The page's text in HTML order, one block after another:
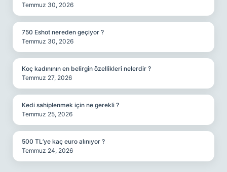
Temmuz 30, 2026
750 Eshot nereden geçiyor ?
Temmuz 30, 2026
Koç kadınının en belirgin özellikleri nelerdir ?
Temmuz 27, 2026
Kedi sahiplenmek için ne gerekli ?
Temmuz 25, 2026
500 TL’ye kaç euro alınıyor ?
Temmuz 24, 2026